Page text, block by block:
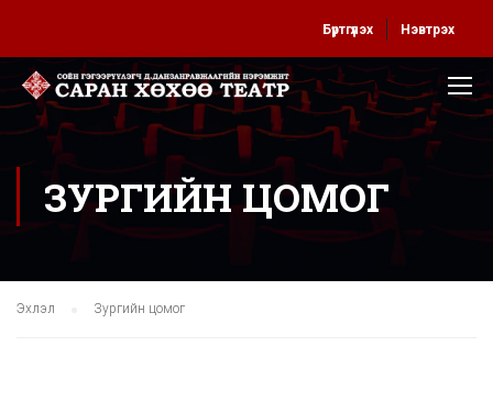
Бүртгүүлэх Нэвтрэх
ЗУРГИЙН ЦОМОГ
Эхлэл Зургийн цомог